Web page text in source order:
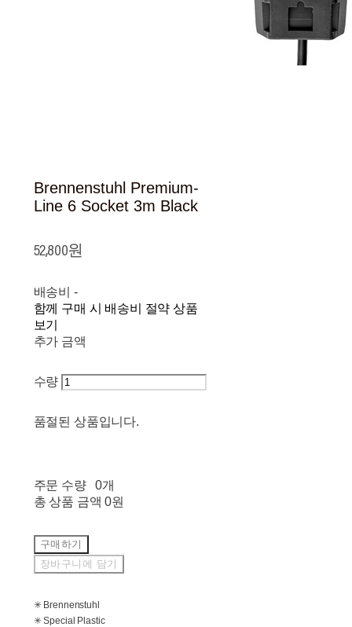
Brennenstuhl Premium-
Line 6 Socket 3m Black
52,800원
배송비 -
함께 구매 시 배송비 절약 상품
보기
추가 금액
수량
품절된 상품입니다.
주문 수량
0개
총 상품 금액 0원
구매하기
장바구니에 담기
✳ Brennenstuhl
✳ Special Plastic